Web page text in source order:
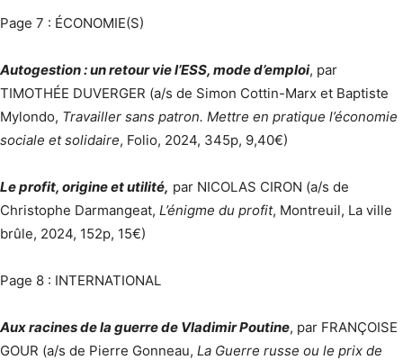
Page 7 : ÉCONOMIE(S)
Autogestion : un retour vie l’ESS, mode d’emploi, par
TIMOTHÉE DUVERGER (a/s de Simon Cottin-Marx et Baptiste
Mylondo, Travailler sans patron. Mettre en pratique l’écono­mie
sociale et solidaire, Folio, 2024, 345p, 9,40€)
Le profit, origine et utilité, par NICOLAS CIRON (a/s de
Christophe Darmangeat, L’énigme du profit, Montreuil, La ville
brûle, 2024, 152p, 15€)
Page 8 : INTERNATIONAL
Aux racines de la guerre de Vladimir Poutine, par FRANÇOISE
GOUR (a/s de Pierre Gonneau, La Guerre russe ou le prix de